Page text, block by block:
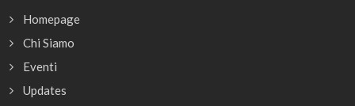
Homepage
Chi Siamo
Eventi
Updates